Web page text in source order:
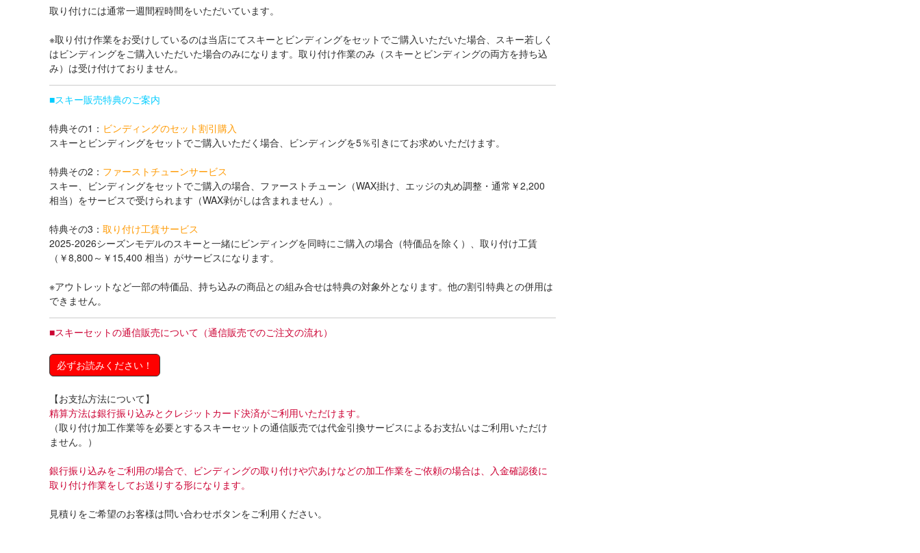
取り付けには通常一週間程時間をいただいています。
※取り付け作業をお受けしているのは当店にてスキーとビンディングをセットでご購入いただいた場合、スキー若しく
はビンディングをご購入いただいた場合のみになります。取り付け作業のみ（スキーとビンディングの両方を持ち込
み）は受け付けておりません。
■スキー販売特典のご案内
特典その1： ビンディングのセット割引購入
スキーとビンディングをセットでご購入いただく場合、ビンディングを5％引きにてお求めいただけます。
特典その2： ファーストチューンサービス
スキー、ビンディングをセットでご購入の場合、ファーストチューン（WAX掛け、エッジの丸め調整・通常￥2,200
相当）をサービスで受けられます（WAX剥がしは含まれません）。
特典その3： 取り付け工賃サービス
2025-2026シーズンモデルのスキーと一緒にビンディングを同時にご購入の場合（特価品を除く）、取り付け工賃
（￥8,800～￥15,400 相当）がサービスになります。
※アウトレットなど一部の特価品、持ち込みの商品との組み合せは特典の対象外となります。他の割引特典との併用は
できません。
■スキーセットの通信販売について（通信販売でのご注文の流れ）
必ずお読みください！
【お支払方法について】
精算方法は銀行振り込みとクレジットカード決済がご利用いただけます。
（取り付け加工作業等を必要とするスキーセットの通信販売では代金引換サービスによるお支払いはご利用いただけ
ません。）
銀行振り込みをご利用の場合で、ビンディングの取り付けや穴あけなどの加工作業をご依頼の場合は、入金確認後に
取り付け作業をしてお送りする形になります。
見積りをご希望のお客様は問い合わせボタンをご利用ください。